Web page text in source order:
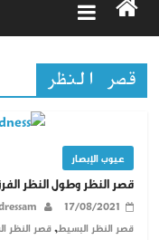
قصر النظر
عيوب الإبصار
قصر النظر وطول النظر
17/08/2021
قصر النظر البسيط,قصر النظر